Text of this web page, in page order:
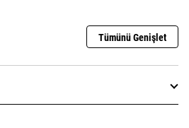
Tümünü Genişlet